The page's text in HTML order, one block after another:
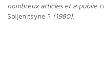
nombreux articles et a publié
Soljenitsyne ? (1980).